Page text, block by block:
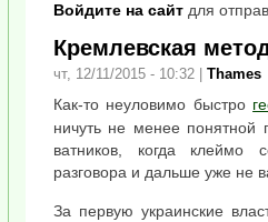
Войдите на сайт для
Кремлевская
чт, 12/11/2015 - 10:32 Thames
Как-то неуловимо быстро
ничуть не менее понятной
ватников, когда клеймо
разговора и дальше уже не
За первую украинские